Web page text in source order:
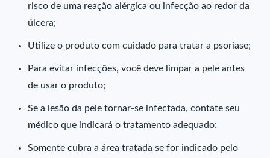
risco de uma reação alérgica ou infecção ao redor da
úlcera;
Utilize o produto com cuidado para tratar a psoríase;
Para evitar infecções, você deve limpar a pele antes
de usar o produto;
Se a lesão da pele tornar-se infectada, contate seu
médico que indicará o tratamento adequado;
Somente cubra a área tratada se for indicado pelo